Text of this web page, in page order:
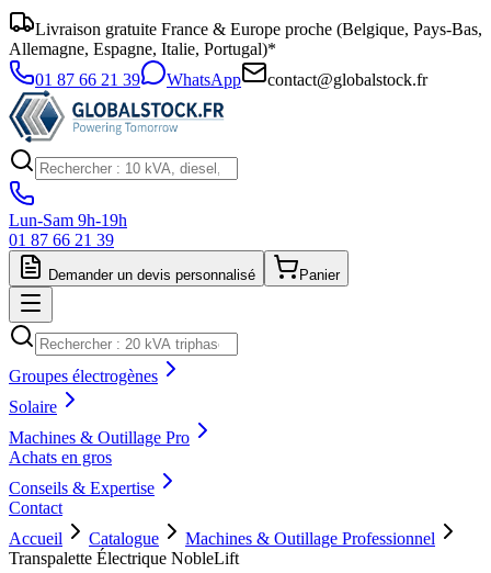
Livraison gratuite France & Europe proche (Belgique, Pays-Bas,
Allemagne, Espagne, Italie, Portugal)*
01 87 66 21 39
WhatsApp contact@globalstock.fr
Lun-Sam 9h-19h
01 87 66 21 39
Demander un devis personnalisé Panier
Groupes électrogènes
Solaire
Machines & Outillage Pro
Achats en gros
Conseils & Expertise
Contact
Accueil
Catalogue
Machines & Outillage Professionnel
Transpalette Électrique NobleLift